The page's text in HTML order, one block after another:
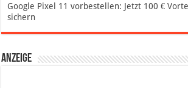
Google Pixel 11 vorbestellen: Jetzt 100 €
sichern
Anzeige